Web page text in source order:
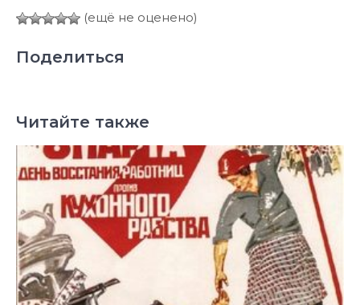
(ещё не оценено)
Поделиться
Читайте также